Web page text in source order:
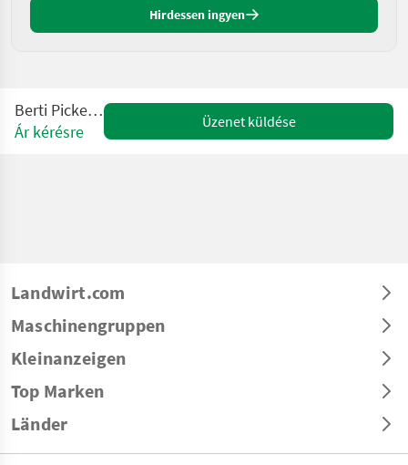
Hirdessen ingyen
Berti Picker C 160
Ár kérésre
Üzenet küldése
Landwirt.com
Maschinengruppen
Kleinanzeigen
Top Marken
Länder